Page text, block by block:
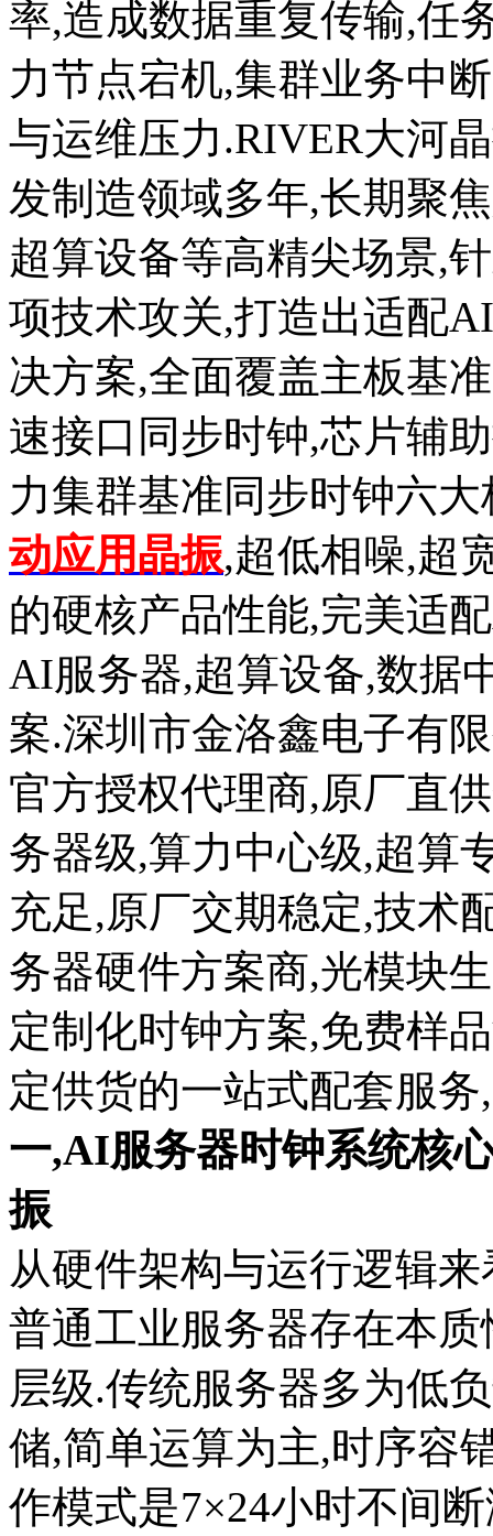
率,造成数据重复传输,任
力节点宕机,集群业务中
与运维压力.RIVER大河
发制造领域多年,长期聚
超算设备等高精尖场景,
项技术攻关,打造出适配
决方案,全面覆盖主板基
速接口同步时钟,芯片辅
力集群基准同步时钟六
动应用晶振,超低相噪,超
的硬核产品性能,完美适
AI服务器,超算设备,数据
案.深圳市金洛鑫电子有
官方授权代理商,原厂直
务器级,算力中心级,超算
充足,原厂交期稳定,技术
务器硬件方案商,光模块
定制化时钟方案,免费样
定供货的一站式配套服务
一,AI服务器时钟系统核
振
从硬件架构与运行逻辑
普通工业服务器存在本
层级.传统服务器多为低
储,简单运算为主,时序容
作模式是7×24小时不间